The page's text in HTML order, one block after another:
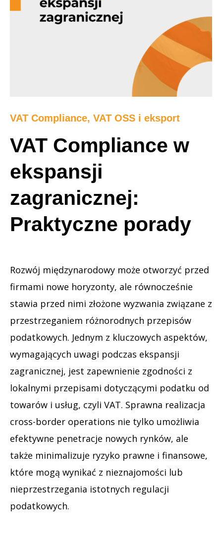
VAT Compliance, VAT OSS i eksport
VAT Compliance w
ekspansji
zagranicznej:
Praktyczne porady
Rozwój międzynarodowy może otworzyć przed
firmami nowe horyzonty, ale równocześnie
stawia przed nimi złożone wyzwania związane z
przestrzeganiem różnorodnych przepisów
podatkowych. Jednym z kluczowych aspektów,
wymagających uwagi podczas ekspansji
zagranicznej, jest zapewnienie zgodności z
lokalnymi przepisami dotyczącymi podatku od
towarów i usług, czyli VAT. Sprawna realizacja
cross-border operations nie tylko umożliwia
efektywne penetracje nowych rynków, ale
także minimalizuje ryzyko prawne i finansowe,
które mogą wynikać z nieznajomości lub
nieprzestrzegania istotnych regulacji
podatkowych.